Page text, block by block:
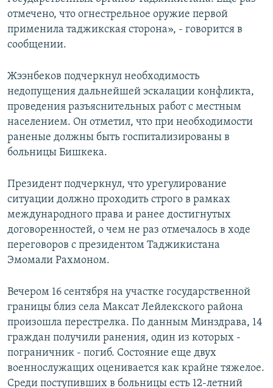
отмечено, что огнестрельное оружие первой
применила таджикская сторона», - говорится в
сообщении.
Жээнбеков подчеркнул необходимость
недопущения дальнейшей эскалации конфликта,
проведения разъяснительных работ с местным
населением. Он отметил, что при необходимости
раненые должны быть госпитализированы в
больницы Бишкека.
Президент подчеркнул, что урегулирование
ситуации должно проходить строго в рамках
международного права и ранее достигнутых
договоренностей, о чем не раз отмечалось в ходе
переговоров с президентом Таджикистана
Эмомали Рахмоном.
Вечером 16 сентября на участке государственной
границы близ села Максат Лейлекского района
произошла перестрелка. По данным Минздрава, 14
граждан получили ранения, один из которых -
пограничник - погиб. Состояние еще двух
военнослужащих оценивается как крайне тяжелое.
Среди поступивших в больницы есть 12-летний